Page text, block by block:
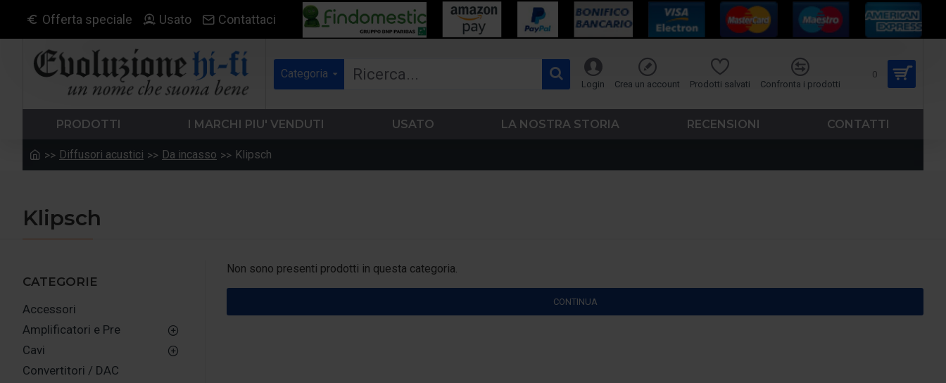
Offerta speciale Usato Contattaci
Categoria
Login Crea un account Prodotti salvati Confronta i prodotti
0
PRODOTTI I MARCHI PIU' VENDUTI USATO LA NOSTRA STORIA RECENSIONI CONTATTI
Diffusori acustici Da incasso Klipsch
Klipsch
CATEGORIE
Accessori
Amplificatori e Pre
Cavi
Convertitori / DAC
Non sono presenti prodotti in questa categoria.
CONTINUA